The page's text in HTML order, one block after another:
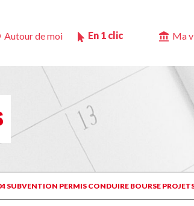
Autour de moi En 1 clic Ma
SUBVENTION PERMIS CONDUIRE BOURSE